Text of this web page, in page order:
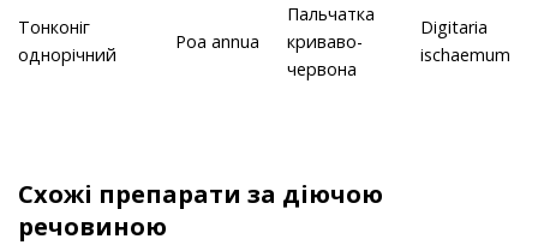
Тонконіг
однорічний
Poa аnnua
Пальчатка
криваво-
червона
Digitaria
ischaemum
Схожі препарати за діючою
речовиною